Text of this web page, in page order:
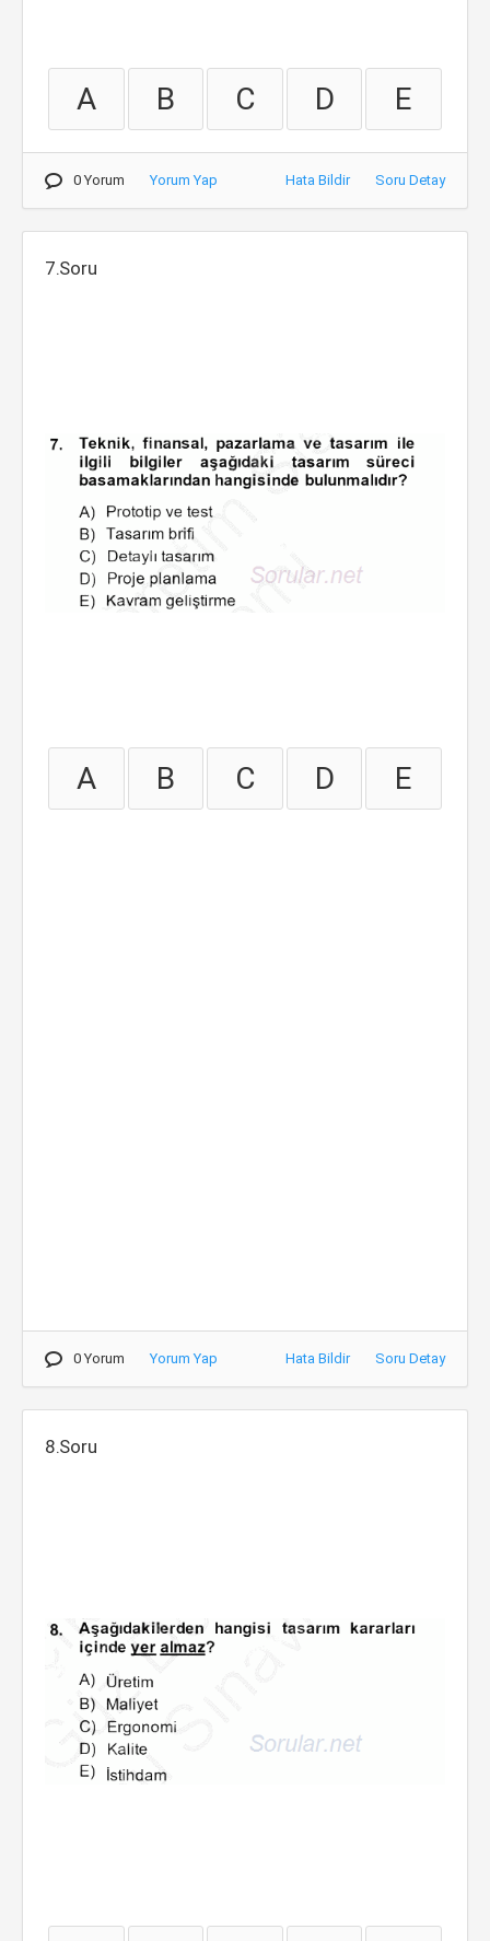
A B C D E
0 Yorum Yorum Yap Hata Bildir Soru Detay
7.Soru
A B C D E
0 Yorum Yorum Yap Hata Bildir Soru Detay
8.Soru